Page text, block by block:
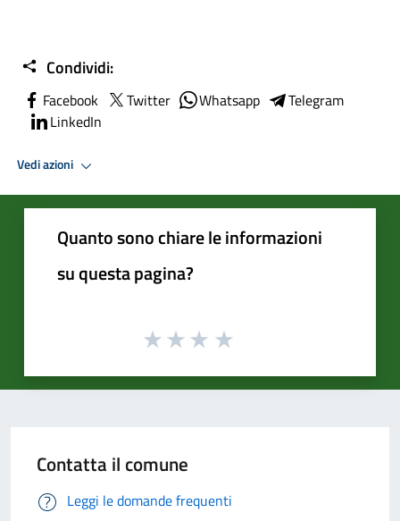
Condividi:
Facebook Twitter Whatsapp
Telegram
LinkedIn
Vedi azioni
Quanto sono chiare le informazioni
su questa pagina?
Contatta il comune
Leggi le domande frequenti